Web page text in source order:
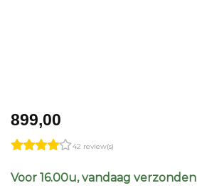
899,00
42 review(s)
Voor 16.00u, vandaag verzonden